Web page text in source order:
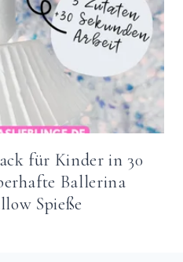
für Kinder in 30
Ballerina
Spieße